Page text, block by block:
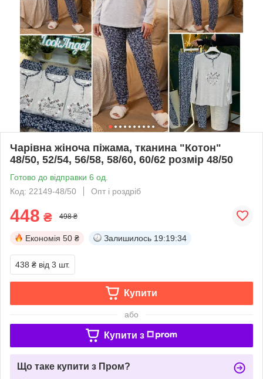
Чарівна жіноча піжама, тканина "Котон"
48/50, 52/54, 56/58, 58/60, 60/62 розмір 48/50
Готово до відправки 6 од.
Код: 22149-48/50
Опт і роздріб
448 ₴ 498 ₴
Економія 50 ₴ Залишилось 19:19:33
438 ₴ від 3 шт.
Купити
або
Купити з
Що таке купити з Пром?